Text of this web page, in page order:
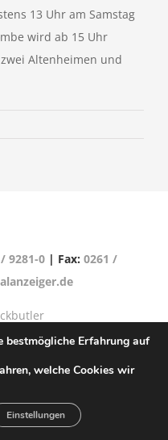
13 Uhr am Samstag
wird ab 15 Uhr
Altenheimen und
9281-0 | Fax: 0261 /
für Anzeigenblätter
| 56072 Koblenz
bestmögliche Erfahrung auf
welche Cookies wir
Einstellungen